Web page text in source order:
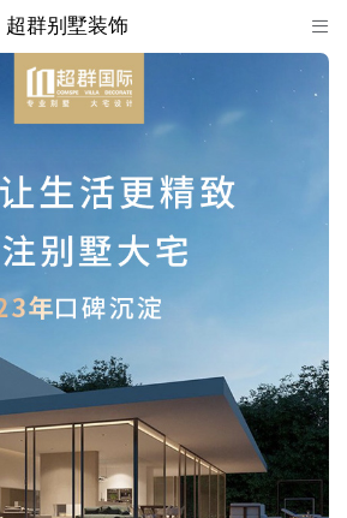
超群别墅装饰
超群别墅装饰 